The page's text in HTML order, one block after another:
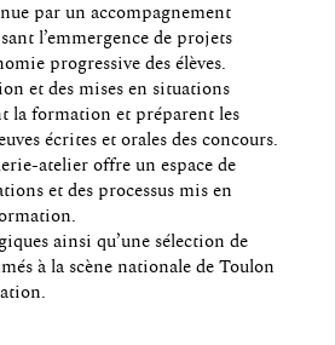
par un accompagnement
l’emmergence de projets
progressive des élèves.
et des mises en situations
la formation et préparent les
écrites et orales des concours.
atelier offre un espace de
et des processus mis en
ainsi qu’une sélection de
à la scène nationale de Toulon